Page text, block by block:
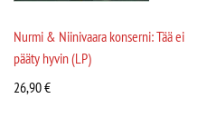
Nurmi & Niinivaara konserni: Tää ei
pääty hyvin (LP)
26,90€